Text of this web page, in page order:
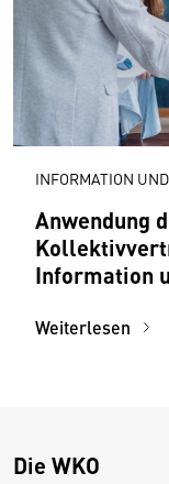
INFORMATION
Anwendung
Information
Weiterlesen
Die WKO